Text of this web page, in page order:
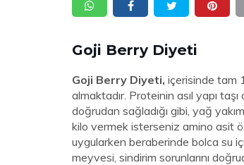
Goji Berry Diyeti
Goji Berry Diyeti, içerisinde tam
almaktadır. Proteinin asıl yapı
doğrudan sağladığı gibi, yağ
kilo vermek isterseniz amino asit
uygularken beraberinde bolca su
meyvesi, sindirim sorunlarını